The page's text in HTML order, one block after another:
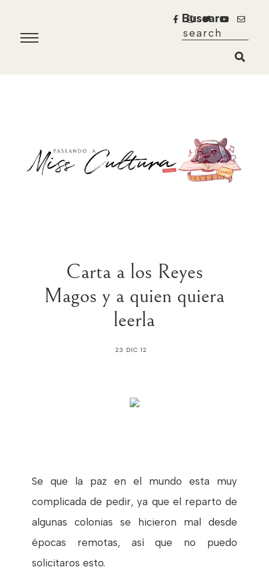
Buscar
Carta a los Reyes
Magos y a quien quiera
leerla
23 DIC 12
Se que la paz en el mundo esta muy
complicada de pedir, ya que el reparto de
algunas colonias se hicieron mal desde
épocas remotas, así que no puedo
solicitaros esto.